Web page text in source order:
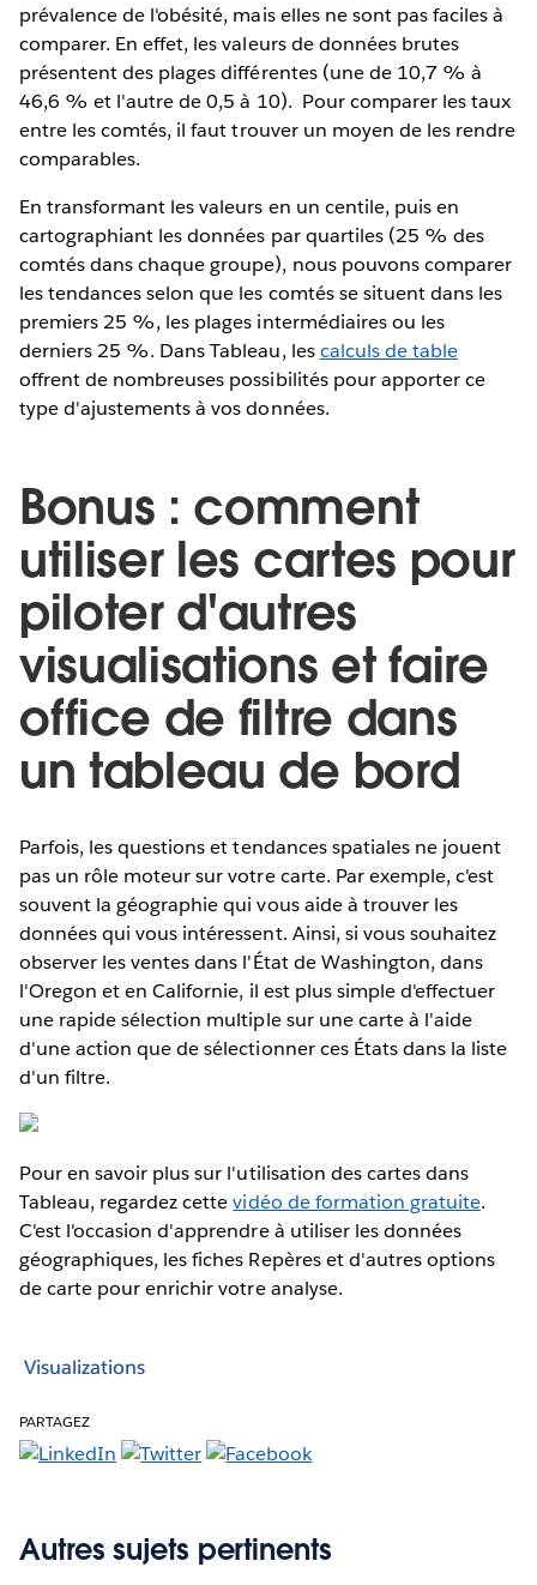
prévalence de l'obésité, mais elles ne sont pas faciles à
comparer. En effet, les valeurs de données brutes
présentent des plages différentes (une de 10,7 % à
46,6 % et l'autre de 0,5 à 10). Pour comparer les taux
entre les comtés, il faut trouver un moyen de les rendre
comparables.
En transformant les valeurs en un centile, puis en
cartographiant les données par quartiles (25 % des
comtés dans chaque groupe), nous pouvons comparer
les tendances selon que les comtés se situent dans les
premiers 25 %, les plages intermédiaires ou les
derniers 25 %. Dans Tableau, lescalculs de table
offrent de nombreuses possibilités pour apporter ce
type d'ajustements à vos données.
Bonus : comment
utiliser les cartes pour
piloter d'autres
visualisations et faire
office de filtre dans
un tableau de bord
Parfois, les questions et tendances spatiales ne jouent
pas un rôle moteur sur votre carte. Par exemple, c'est
souvent la géographie qui vous aide à trouver les
données qui vous intéressent. Ainsi, si vous souhaitez
observer les ventes dans l'État de Washington, dans
l'Oregon et en Californie, il est plus simple d'effectuer
une rapide sélection multiple sur une carte à l'aide
d'une action que de sélectionner ces États dans la liste
d'un filtre.
Pour en savoir plus sur l'utilisation des cartes dans
Tableau, regardez cettevidéo de formation gratuite.
C'est l'occasion d'apprendre à utiliser les données
géographiques, les fiches Repères et d'autres options
de carte pour enrichir votre analyse.
Visualizations
PARTAGEZ
Autres sujets pertinents